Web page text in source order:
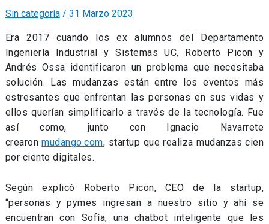
Sin categoría/ 31 Marzo 2023
Era 2017 cuando los ex alumnos del Departamento
Ingeniería Industrial y Sistemas UC, Roberto Picon y
Andrés Ossa identificaron un problema que necesitaba
solución. Las mudanzas están entre los eventos más
estresantes que enfrentan las personas en sus vidas y
ellos querían simplificarlo a través de la tecnología. Fue
así como, junto con Ignacio Navarrete
crearonmudango.com, startup que realiza mudanzas cien
por ciento digitales.
Según explicó Roberto Picon, CEO de la startup,
“personas y pymes ingresan a nuestro sitio y ahí se
encuentran con Sofía, una chatbot inteligente que les